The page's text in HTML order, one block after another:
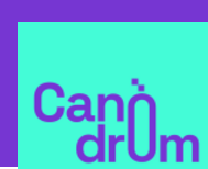
Convocatòries
Quarta trobada del